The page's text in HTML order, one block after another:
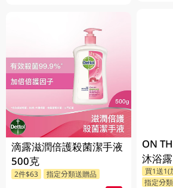
滴露滋潤倍護殺菌潔手液
500克
2件$63 指定分類送贈品
ON
沐浴
機發
買1送1(
指定分